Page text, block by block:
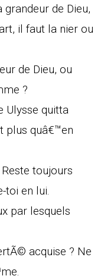
de Dieu,
il faut la nier ou
de Dieu, ou
?
Ulysse quitta
plus quâ€™en
toujours
toi en lui.
par lesquels
acquise ? Ne